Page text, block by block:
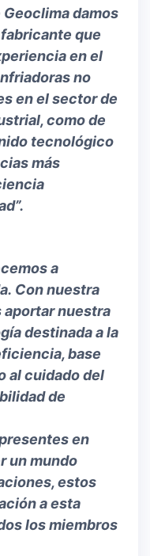
damos
que
en el
no
en el sector de
como de
tecnológico
más
”.
a
Con nuestra
aportar nuestra
destinada a la
base
al cuidado del
de
en
unmundo
, estos
a esta
los miembros